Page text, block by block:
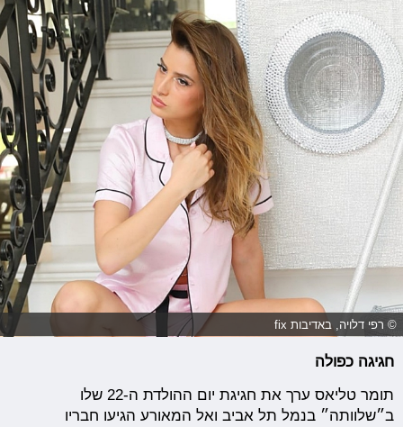
© רפי דלויה, באדיבות fix
חגיגה כפולה
תומר טליאס ערך את חגיגת יום ההולדת ה-22 שלו
ב״שלוותה״ בנמל תל אביב ואל המאורע הגיעו חבריו